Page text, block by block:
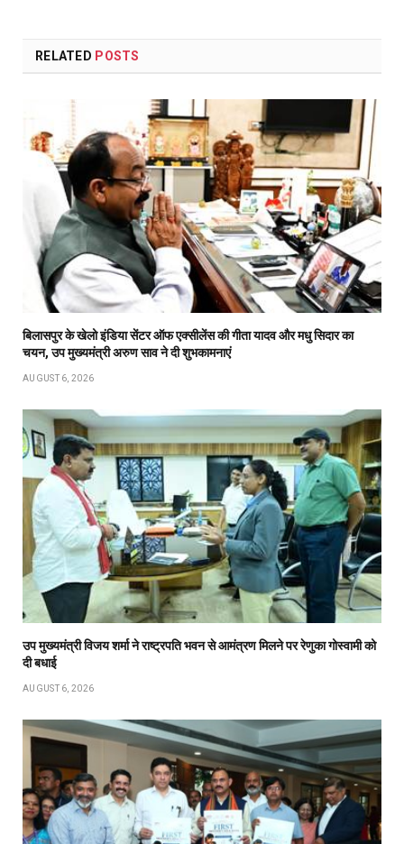
RELATED POSTS
बिलासपुर के खेलो इंडिया सेंटर ऑफ एक्सीलेंस की गीता यादव और मधु सिदार का
चयन, उप मुख्यमंत्री अरुण साव ने दी शुभकामनाएं
AUGUST 6, 2026
उप मुख्यमंत्री विजय शर्मा ने राष्ट्रपति भवन से आमंत्रण मिलने पर रेणुका गोस्वामी को
दी बधाई
AUGUST 6, 2026